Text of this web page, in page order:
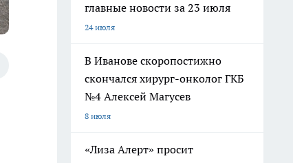
главные новости за 23 июля
24 июля
В Иванове скоропостижно
скончался хирург-онколог ГКБ
№4 Алексей Магусев
8 июля
«Лиза Алерт» просит